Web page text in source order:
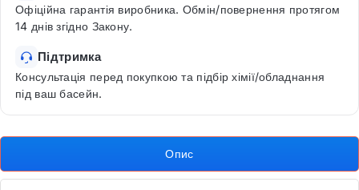
Офіційна гарантія виробника. Обмін/повернення протягом
14 днів згідно Закону.
Підтримка
Консультація перед покупкою та підбір хімії/обладнання
під ваш басейн.
Опис